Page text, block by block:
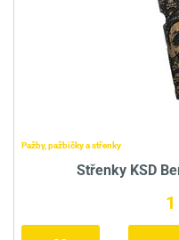
Pažby, pažbičky a střenky
Střenky KSD